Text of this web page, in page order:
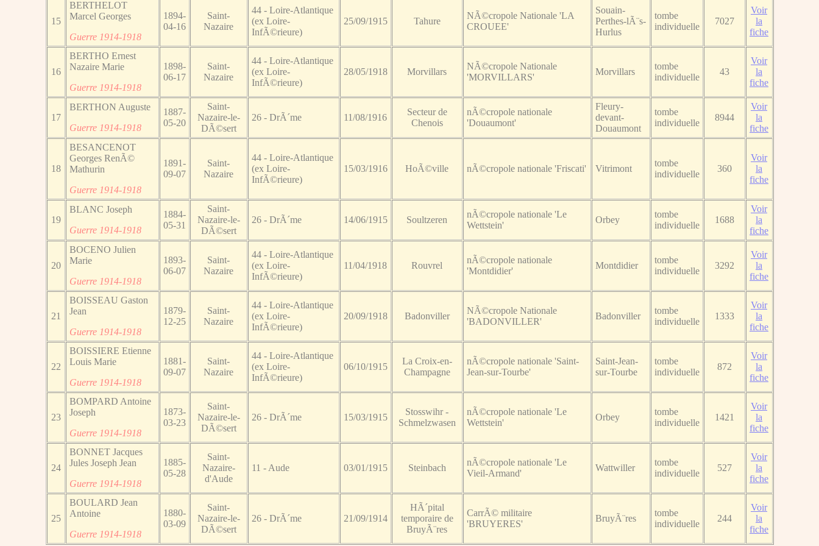
15
BERTHELOT
Marcel Georges
Guerre 1914-1918
1894-
04-16
Saint-
Nazaire
44 - Loire-Atlantique
(ex Loire-
InfÃ©rieure)
25/09/1915 Tahure
NÃ©cropole Nationale 'LA
CROUEE'
Souain-
Perthes-lÃ¨s-
Hurlus
tombe
individuelle
7027
Voir
la
fiche
16
BERTHO Ernest
Nazaire Marie
Guerre 1914-1918
1898-
06-17
Saint-
Nazaire
44 - Loire-Atlantique
(ex Loire-
InfÃ©rieure)
28/05/1918 Morvillars
NÃ©cropole Nationale
'MORVILLARS'
Morvillars
tombe
individuelle
43
Voir
la
fiche
17
BERTHON Auguste
Guerre 1914-1918
1887-
05-20
Saint-
Nazaire-le-
DÃ©sert
26 - DrÃ´me 11/08/1916
Secteur de
Chenois
nÃ©cropole nationale
'Douaumont'
Fleury-
devant-
Douaumont
tombe
individuelle
8944
Voir
la
fiche
18
BESANCENOT
Georges RenÃ©
Mathurin
Guerre 1914-1918
1891-
09-07
Saint-
Nazaire
44 - Loire-Atlantique
(ex Loire-
InfÃ©rieure)
15/03/1916 HoÃ©ville nÃ©cropole nationale 'Friscati' Vitrimont
tombe
individuelle
360
Voir
la
fiche
19
BLANC Joseph
Guerre 1914-1918
1884-
05-31
Saint-
Nazaire-le-
DÃ©sert
26 - DrÃ´me 14/06/1915 Soultzeren
nÃ©cropole nationale 'Le
Wettstein'
Orbey
tombe
individuelle
1688
Voir
la
fiche
20
BOCENO Julien
Marie
Guerre 1914-1918
1893-
06-07
Saint-
Nazaire
44 - Loire-Atlantique
(ex Loire-
InfÃ©rieure)
11/04/1918 Rouvrel
nÃ©cropole nationale
'Montdidier'
Montdidier
tombe
individuelle
3292
Voir
la
fiche
21
BOISSEAU Gaston
Jean
Guerre 1914-1918
1879-
12-25
Saint-
Nazaire
44 - Loire-Atlantique
(ex Loire-
InfÃ©rieure)
20/09/1918 Badonviller
NÃ©cropole Nationale
'BADONVILLER'
Badonviller
tombe
individuelle
1333
Voir
la
fiche
22
BOISSIERE Etienne
Louis Marie
Guerre 1914-1918
1881-
09-07
Saint-
Nazaire
44 - Loire-Atlantique
(ex Loire-
InfÃ©rieure)
06/10/1915
La Croix-en-
Champagne
nÃ©cropole nationale 'Saint-
Jean-sur-Tourbe'
Saint-Jean-
sur-Tourbe
tombe
individuelle
872
Voir
la
fiche
23
BOMPARD Antoine
Joseph
Guerre 1914-1918
1873-
03-23
Saint-
Nazaire-le-
DÃ©sert
26 - DrÃ´me 15/03/1915
Stosswihr -
Schmelzwasen
nÃ©cropole nationale 'Le
Wettstein'
Orbey
tombe
individuelle
1421
Voir
la
fiche
24
BONNET Jacques
Jules Joseph Jean
Guerre 1914-1918
1885-
05-28
Saint-
Nazaire-
d'Aude
11 - Aude 03/01/1915 Steinbach
nÃ©cropole nationale 'Le
Vieil-Armand'
Wattwiller
tombe
individuelle
527
Voir
la
fiche
25
BOULARD Jean
Antoine
Guerre 1914-1918
1880-
03-09
Saint-
Nazaire-le-
DÃ©sert
26 - DrÃ´me 21/09/1914
HÃ´pital
temporaire de
BruyÃ¨res
CarrÃ© militaire
'BRUYERES'
BruyÃ¨res
tombe
individuelle
244
Voir
la
fiche